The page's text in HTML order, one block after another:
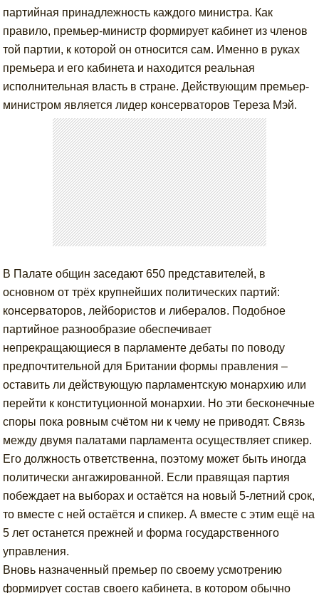
партийная принадлежность каждого министра. Как
правило, премьер-министр формирует кабинет из членов
той партии, к которой он относится сам. Именно в руках
премьера и его кабинета и находится реальная
исполнительная власть в стране. Действующим премьер-
министром является лидер консерваторов Тереза Мэй.
В Палате общин заседают 650 представителей, в
основном от трёх крупнейших политических партий:
консерваторов, лейбористов и либералов. Подобное
партийное разнообразие обеспечивает
непрекращающиеся в парламенте дебаты по поводу
предпочтительной для Британии формы правления –
оставить ли действующую парламентскую монархию или
перейти к конституционной монархии. Но эти бесконечные
споры пока ровным счётом ни к чему не приводят. Связь
между двумя палатами парламента осуществляет спикер.
Его должность ответственна, поэтому может быть иногда
политически ангажированной. Если правящая партия
побеждает на выборах и остаётся на новый 5-летний срок,
то вместе с ней остаётся и спикер. А вместе с этим ещё на
5 лет останется прежней и форма государственного
управления.
Вновь назначенный премьер по своему усмотрению
формирует состав своего кабинета, в котором обычно